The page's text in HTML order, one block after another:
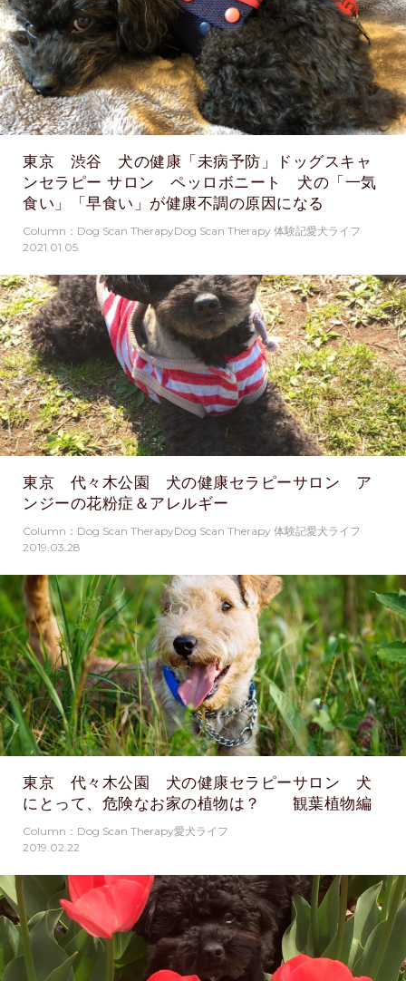
東京 渋谷 犬の健康「未病予防」ドッグスキャ
ンセラピー サロン ペッロボニート 犬の「一気
食い」「早食い」が健康不調の原因になる
Column：Dog Scan TherapyDog Scan Therapy 体験記愛犬ライフ
2021.01.05
東京 代々木公園 犬の健康セラピーサロン ア
ンジーの花粉症＆アレルギー
Column：Dog Scan TherapyDog Scan Therapy 体験記愛犬ライフ
2019.03.28
東京 代々木公園 犬の健康セラピーサロン 犬
にとって、危険なお家の植物は？ 観葉植物編
Column：Dog Scan Therapy愛犬ライフ
2019.02.22